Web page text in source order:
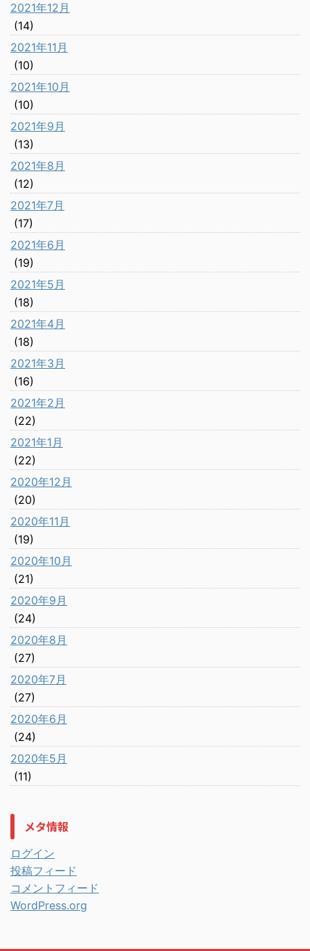
2021年12月
(14)
2021年11月
(10)
2021年10月
(10)
2021年9月
(13)
2021年8月
(12)
2021年7月
(17)
2021年6月
(19)
2021年5月
(18)
2021年4月
(18)
2021年3月
(16)
2021年2月
(22)
2021年1月
(22)
2020年12月
(20)
2020年11月
(19)
2020年10月
(21)
2020年9月
(24)
2020年8月
(27)
2020年7月
(27)
2020年6月
(24)
2020年5月
(11)
メタ情報
ログイン
投稿フィード
コメントフィード
WordPress.org